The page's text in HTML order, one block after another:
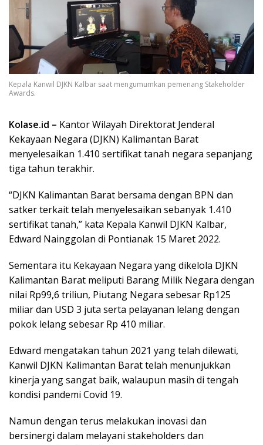
Kepala Kanwil DJKN Kalbar saat mengumumkan pemenang Stakeholder
Awards.
Kolase.id – Kantor Wilayah Direktorat Jenderal
Kekayaan Negara (DJKN) Kalimantan Barat
menyelesaikan 1.410 sertifikat tanah negara sepanjang
tiga tahun terakhir.
“DJKN Kalimantan Barat bersama dengan BPN dan
satker terkait telah menyelesaikan sebanyak 1.410
sertifikat tanah,” kata Kepala Kanwil DJKN Kalbar,
Edward Nainggolan di Pontianak 15 Maret 2022.
Sementara itu Kekayaan Negara yang dikelola DJKN
Kalimantan Barat meliputi Barang Milik Negara dengan
nilai Rp99,6 triliun, Piutang Negara sebesar Rp125
miliar dan USD 3 juta serta pelayanan lelang dengan
pokok lelang sebesar Rp 410 miliar.
Edward mengatakan tahun 2021 yang telah dilewati,
Kanwil DJKN Kalimantan Barat telah menunjukkan
kinerja yang sangat baik, walaupun masih di tengah
kondisi pandemi Covid 19.
Namun dengan terus melakukan inovasi dan
bersinergi dalam melayani stakeholders dan